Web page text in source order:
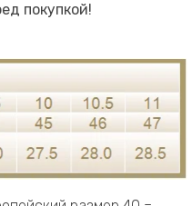
покупкой!